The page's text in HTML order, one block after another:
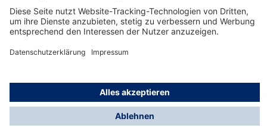
Informationen
© Dräger Austria GmbH, 2024
* Alle Preise exkl. gesetzl. Mehrwertsteuer zzgl.
Versandkosten und ggf. Nachnahmegebühren, wenn